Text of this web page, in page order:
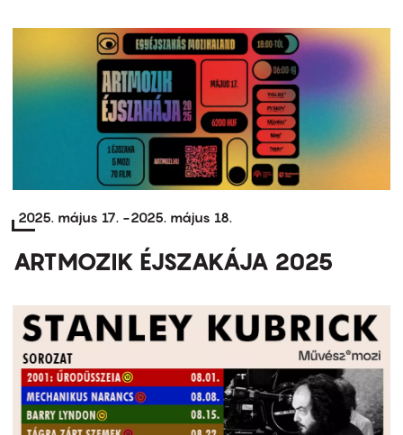
2025. május 17. -2025. május 18.
ARTMOZIK ÉJSZAKÁJA 2025